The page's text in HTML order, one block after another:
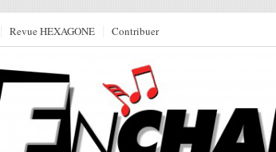
Revue HEXAGONE Contribuer